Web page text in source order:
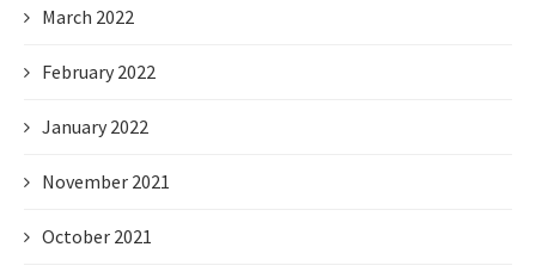
March 2022
February 2022
January 2022
November 2021
October 2021